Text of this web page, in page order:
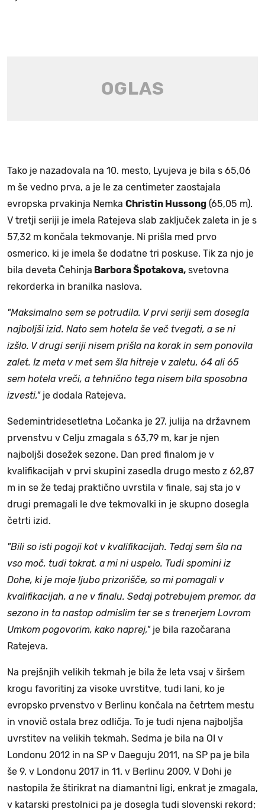
Tako je nazadovala na 10. mesto, Lyujeva je bila s 65,06
m še vedno prva, a je le za centimeter zaostajala
evropska prvakinja Nemka Christin Hussong (65,05 m).
V tretji seriji je imela Ratejeva slab zaključek zaleta in je s
57,32 m končala tekmovanje. Ni prišla med prvo
osmerico, ki je imela še dodatne tri poskuse. Tik za njo je
bila deveta Čehinja Barbora Špotakova, svetovna
rekorderka in branilka naslova.
"Maksimalno sem se potrudila. V prvi seriji sem dosegla
najboljši izid. Nato sem hotela še več tvegati, a se ni
izšlo. V drugi seriji nisem prišla na korak in sem ponovila
zalet. Iz meta v met sem šla hitreje v zaletu, 64 ali 65
sem hotela vreči, a tehnično tega nisem bila sposobna
izvesti,"je dodala Ratejeva.
Sedemintridesetletna Ločanka je 27. julija na državnem
prvenstvu v Celju zmagala s 63,79 m, kar je njen
najboljši dosežek sezone. Dan pred finalom je v
kvalifikacijah v prvi skupini zasedla drugo mesto z 62,87
m in se že tedaj praktično uvrstila v finale, saj sta jo v
drugi premagali le dve tekmovalki in je skupno dosegla
četrti izid.
"Bili so isti pogoji kot v kvalifikacijah. Tedaj sem šla na
vso moč, tudi tokrat, a mi ni uspelo. Tudi spomini iz
Dohe, ki je moje ljubo prizorišče, so mi pomagali v
kvalifikacijah, a ne v finalu. Sedaj potrebujem premor, da
sezono in ta nastop odmislim ter se s trenerjem Lovrom
Umkom pogovorim, kako naprej,"je bila razočarana
Ratejeva.
Na prejšnjih velikih tekmah je bila že leta vsaj v širšem
krogu favoritinj za visoke uvrstitve, tudi lani, ko je
evropsko prvenstvo v Berlinu končala na četrtem mestu
in vnovič ostala brez odličja. To je tudi njena najboljša
uvrstitev na velikih tekmah. Sedma je bila na OI v
Londonu 2012 in na SP v Daeguju 2011, na SP pa je bila
še 9. v Londonu 2017 in 11. v Berlinu 2009. V Dohi je
nastopila že štirikrat na diamantni ligi, enkrat je zmagala,
v katarski prestolnici pa je dosegla tudi slovenski rekord;